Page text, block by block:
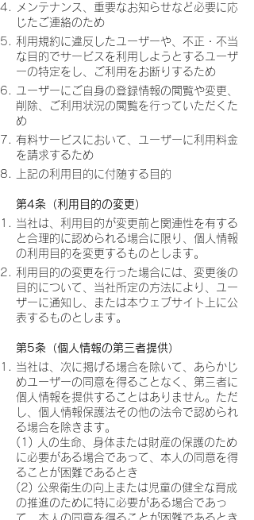
メンテナンス、重要なお知らせなど必要に応
じたご連絡のため
利用規約に違反したユーザーや、不正・不当
な目的でサービスを利用しようとするユーザ
ーの特定をし、ご利用をお断りするため
ユーザーにご自身の登録情報の閲覧や変更、
削除、ご利用状況の閲覧を行っていただくた
め
有料サービスにおいて、ユーザーに利用料金
を請求するため
上記の利用目的に付随する目的
第4条（利用目的の変更）
当社は、利用目的が変更前と関連性を有する
と合理的に認められる場合に限り、個人情報
の利用目的を変更するものとします。
利用目的の変更を行った場合には、変更後の
目的について、当社所定の方法により、ユー
ザーに通知し、または本ウェブサイト上に公
表するものとします。
第5条（個人情報の第三者提供）
当社は、次に掲げる場合を除いて、あらかじ
めユーザーの同意を得ることなく、第三者に
個人情報を提供することはありません。ただ
し、個人情報保護法その他の法令で認められ
る場合を除きます。
(1) 人の生命、身体または財産の保護のため
に必要がある場合であって、本人の同意を得
ることが困難であるとき
(2) 公衆衛生の向上または児童の健全な育成
の推進のために特に必要がある場合であっ
て、本人の同意を得ることが困難であるとき